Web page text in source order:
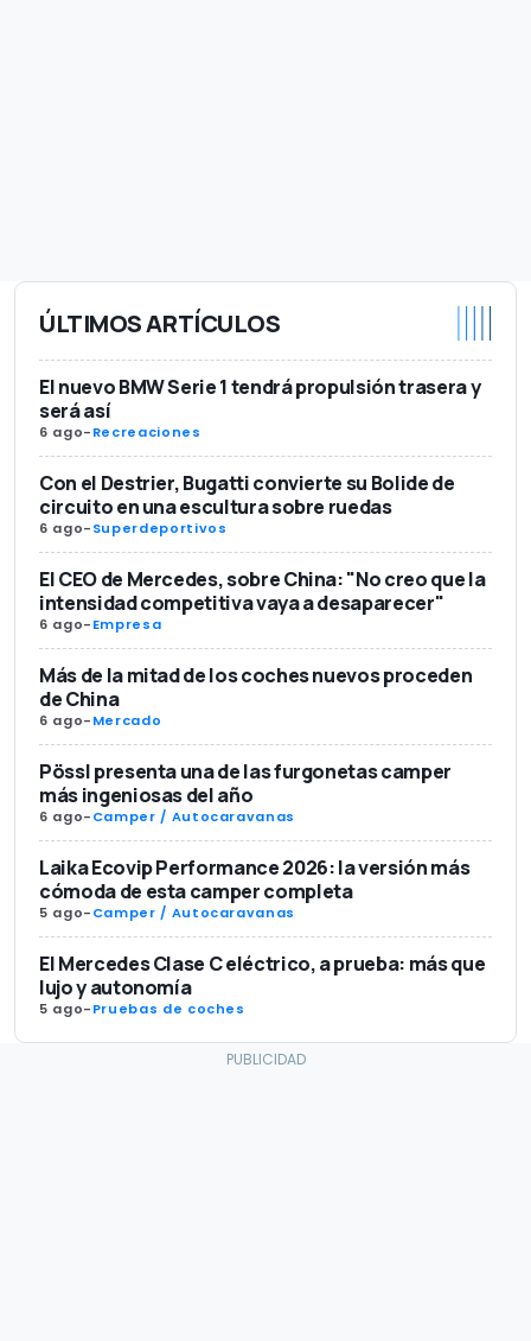
ÚLTIMOS ARTÍCULOS
El nuevo BMW Serie 1 tendrá propulsión trasera y
será así
6 ago-Recreaciones
Con el Destrier, Bugatti convierte su Bolide de
circuito en una escultura sobre ruedas
6 ago-Superdeportivos
El CEO de Mercedes, sobre China: "No creo que la
intensidad competitiva vaya a desaparecer"
6 ago-Empresa
Más de la mitad de los coches nuevos proceden
de China
6 ago-Mercado
Pössl presenta una de las furgonetas camper
más ingeniosas del año
6 ago-Camper / Autocaravanas
Laika Ecovip Performance 2026: la versión más
cómoda de esta camper completa
5 ago-Camper / Autocaravanas
El Mercedes Clase C eléctrico, a prueba: más que
lujo y autonomía
5 ago-Pruebas de coches